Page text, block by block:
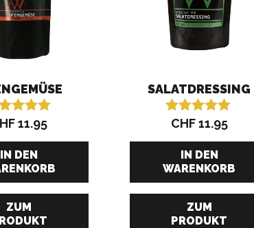
mit
von 5
11.95
IN DEN
ZUM
SALATDRESSING
Bewertet mit
von 5
CHF11.95
IN DEN
WARENKORB
ZUM
PRODUKT